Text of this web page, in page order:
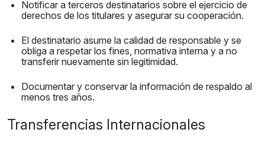
Notificar a terceros destinatarios sobre el ejercicio de
derechos de los titulares y asegurar su cooperación.
El destinatario asume la calidad de responsable y se
obliga a respetar los fines, normativa interna y a no
transferir nuevamente sin legitimidad.
Documentar y conservar la información de respaldo al
menos tres años.
Transferencias Internacionales